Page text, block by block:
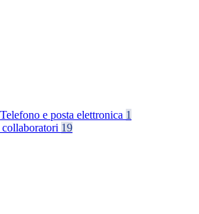
Telefono e posta elettronica 1
19